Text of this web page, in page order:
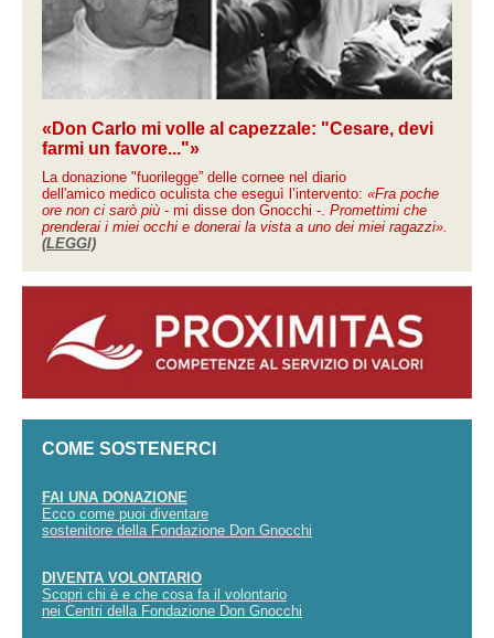
«Don Carlo mi volle al capezzale: "Cesare, devi
farmi un favore..."»
La donazione "fuorilegge” delle cornee nel diario
dell'amico medico oculista che eseguì l’intervento: «Fra poche
ore non ci sarò più - mi disse don Gnocchi -. Promettimi che
prenderai i miei occhi e donerai la vista a uno dei miei ragazzi».
(LEGGI)
COME SOSTENERCI
FAI UNA DONAZIONE
Ecco come puoi diventare
sostenitore della Fondazione Don Gnocchi
DIVENTA VOLONTARIO
Scopri chi è e che cosa fa il volontario
nei Centri della Fondazione Don Gnocchi